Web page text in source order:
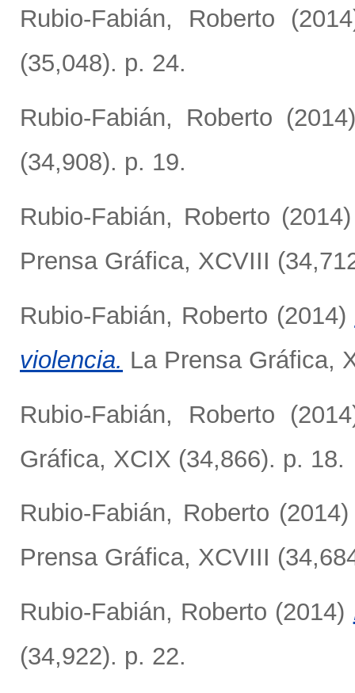
Rubio-Fabián, Roberto
(35,048). p. 24.
Rubio-Fabián, Roberto
(34,908). p. 19.
Rubio-Fabián, Roberto
Prensa Gráfica, XCVIII
Rubio-Fabián, Roberto (2014)
violencia. La Prensa Gráfica,
Rubio-Fabián, Roberto
Gráfica, XCIX (34,866). p. 18.
Rubio-Fabián, Roberto
Prensa Gráfica, XCVIII
Rubio-Fabián, Roberto (2014)
(34,922). p. 22.